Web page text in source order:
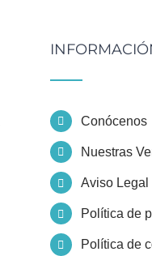
Conócenos
Nuestras
Aviso Legal
Política de
Política de